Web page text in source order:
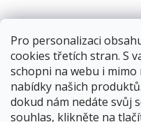
Pro personalizaci
cookies třetích stran. S
schopni na webu i
nabídky našich
dokud nám nedáte svůj
souhlas, klikněte na